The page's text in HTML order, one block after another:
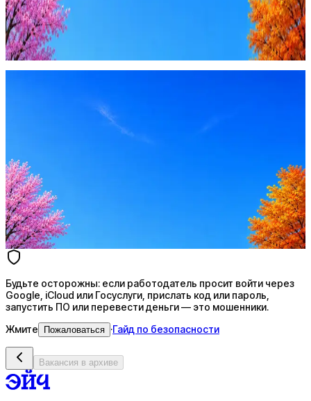
Будьте осторожны: если работодатель просит войти через
Google, iCloud или Госуслуги, прислать код или пароль,
запустить ПО или перевести деньги — это мошенники.
Жмите Пожаловаться
Стратегия поиска с AI: рынки, позиции, вилка, каналы
Будьте осторожны: если работодатель просит войти через
Google, iCloud или Госуслуги, прислать код или пароль,
запустить ПО или перевести деньги — это мошенники.
Жмите
Пожаловаться ·Гайд по безопасности
Вакансия в архиве